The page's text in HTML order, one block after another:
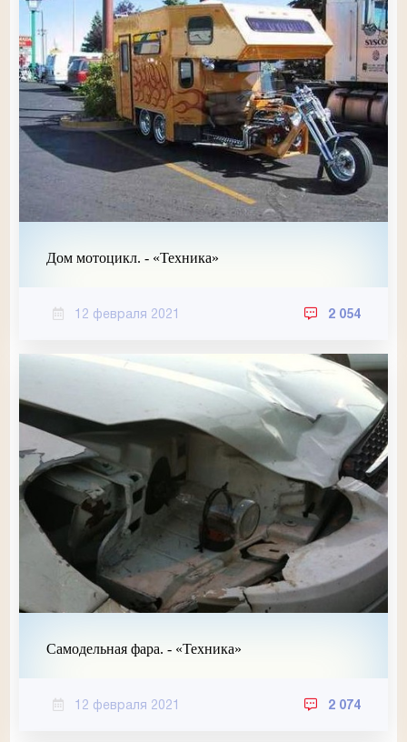
Дом мотоцикл. - «Техника»
12 февраля 2021 2 054
Самодельная фара. - «Техника»
12 февраля 2021 2 074